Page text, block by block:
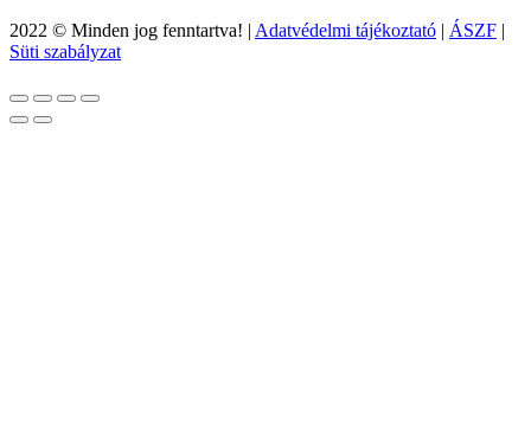
2022 © Minden jog fenntartva! | Adatvédelmi tájékoztató | ÁSZF |
Süti szabályzat